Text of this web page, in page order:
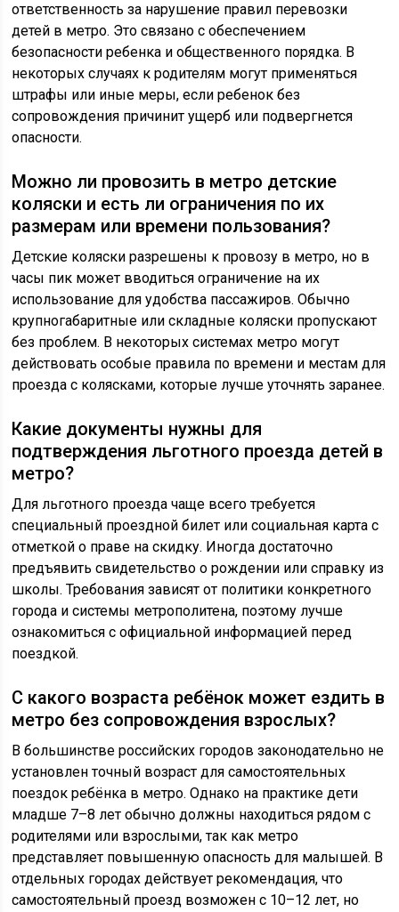
ответственность за нарушение правил перевозки
детей в метро. Это связано с обеспечением
безопасности ребенка и общественного порядка. В
некоторых случаях к родителям могут применяться
штрафы или иные меры, если ребенок без
сопровождения причинит ущерб или подвергнется
опасности.
Можно ли провозить в метро детские
коляски и есть ли ограничения по их
размерам или времени пользования?
Детские коляски разрешены к провозу в метро, но в
часы пик может вводиться ограничение на их
использование для удобства пассажиров. Обычно
крупногабаритные или складные коляски пропускают
без проблем. В некоторых системах метро могут
действовать особые правила по времени и местам для
проезда с колясками, которые лучше уточнять заранее.
Какие документы нужны для
подтверждения льготного проезда детей в
метро?
Для льготного проезда чаще всего требуется
специальный проездной билет или социальная карта с
отметкой о праве на скидку. Иногда достаточно
предъявить свидетельство о рождении или справку из
школы. Требования зависят от политики конкретного
города и системы метрополитена, поэтому лучше
ознакомиться с официальной информацией перед
поездкой.
С какого возраста ребёнок может ездить в
метро без сопровождения взрослых?
В большинстве российских городов законодательно не
установлен точный возраст для самостоятельных
поездок ребёнка в метро. Однако на практике дети
младше 7–8 лет обычно должны находиться рядом с
родителями или взрослыми, так как метро
представляет повышенную опасность для малышей. В
отдельных городах действует рекомендация, что
самостоятельный проезд возможен с 10–12 лет, но